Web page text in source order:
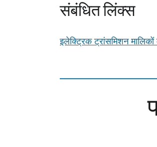
संबंधित लिंक्स
इलेक्ट्रिक ट्रांसमिशन